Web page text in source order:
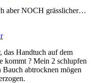
aber NOCH grässlicher…
das Handtuch auf dem
kommt ? Mein 2 schlupfen
Bauch abtrocknen mögen